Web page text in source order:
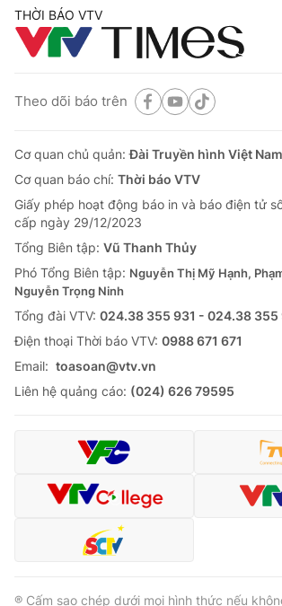
THỜI BÁO VTV
Theo dõi báo trên
Cơ quan chủ quản:Đài Truyền hình Việt Nam
Cơ quan báo chí: Thời báo VTV
Giấy phép hoạt động báo in và báo điện tử
cấp ngày 29/12/2023
Tổng Biên tập: Vũ Thanh Thủy
Phó Tổng Biên tập: Nguyễn Thị Mỹ Hạnh,
Nguyễn Trọng Ninh
Tổng đài VTV: 024.38 355 931 - 024.38 355
Ðiện thoại Thời báo VTV: 0988 671 671
Email: toasoan@vtv.vn
Liên hệ quảng cáo: (024) 626 79595
® Cấm sao chép dưới mọi hình thức nếu